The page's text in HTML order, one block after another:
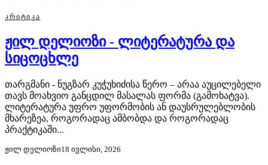
ᲙᲠᲘᲢᲘᲙᲐ
ჟილ დელიოზი - ლიტერატურა და
სიცოცხლე
თარგმანი - ნუგზარ კუჭუხიძისა წერო – არაა აუცილებელი
თავს მოახვიო განცდილ მასალას ფორმა (გამოხატვა).
ლიტერატურა უფრო უფორმობის ან დაუსრულებლობის
მხარეზეა, როგორადაც ამბობდა და როგორადაც
პრაქტიკაში...
ჟილ დელიოზი18 ივლისი, 2026